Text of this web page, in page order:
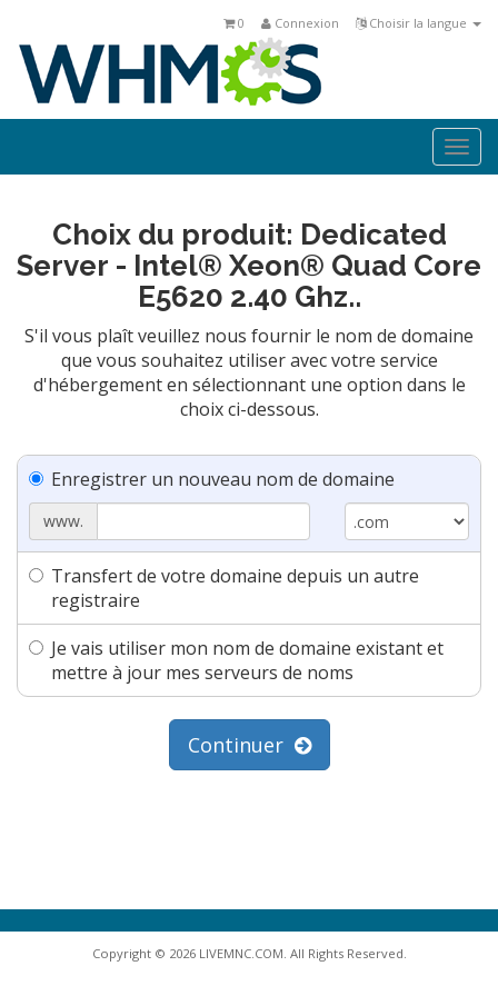
Choisir la langue
Connexion
0
Choix du produit: Dedicated
Server - Intel® Xeon® Quad Core
E5620 2.40 Ghz..
S'il vous plaît veuillez nous fournir le nom de domaine
que vous souhaitez utiliser avec votre service
d'hébergement en sélectionnant une option dans le
choix ci-dessous.
Enregistrer un nouveau nom de domaine
www.
Transfert de votre domaine depuis un autre
registraire
Je vais utiliser mon nom de domaine existant et
mettre à jour mes serveurs de noms
Continuer
Copyright © 2026 LIVEMNC.COM. All Rights Reserved.